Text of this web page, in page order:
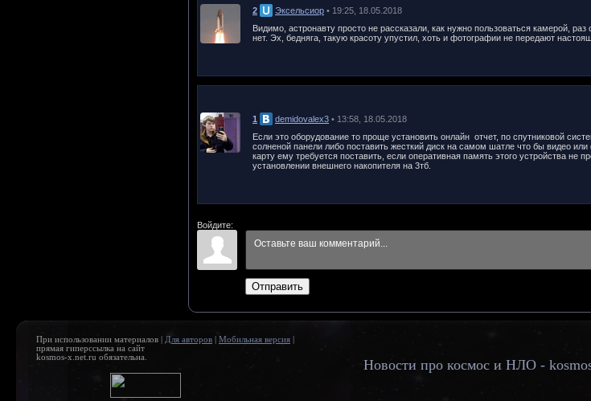
2 Эксельсиор • 19:25, 18.05.2018
Видимо, астронавту просто не рассказали, как нужно пользоваться камерой,
нет. Эх, бедняга, такую красоту упустил, хоть и фотографии не передают
1 demidovalex3 • 13:58, 18.05.2018
Если это оборудование то проще установить онлайн отчет, по спутниковой
солненой панели либо поставить жесткий диск на самом шатле что бы видео
карту ему требуется поставить, если оперативная память этого устройства
установлении внешнего накопителя на 3тб.
Войдите:
Отправить
При использовании материалов | Для авторов Мобильная версия
прямая гиперссылка на сайт
kosmos-x.net.ru обязательна.
Новости про космос и НЛО -